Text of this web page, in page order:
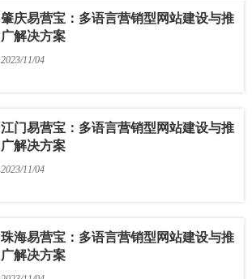
肇庆易营宝：多语言营销型网站建设与推
广解决方案
2023/11/04
江门易营宝：多语言营销型网站建设与推
广解决方案
2023/11/04
珠海易营宝：多语言营销型网站建设与推
广解决方案